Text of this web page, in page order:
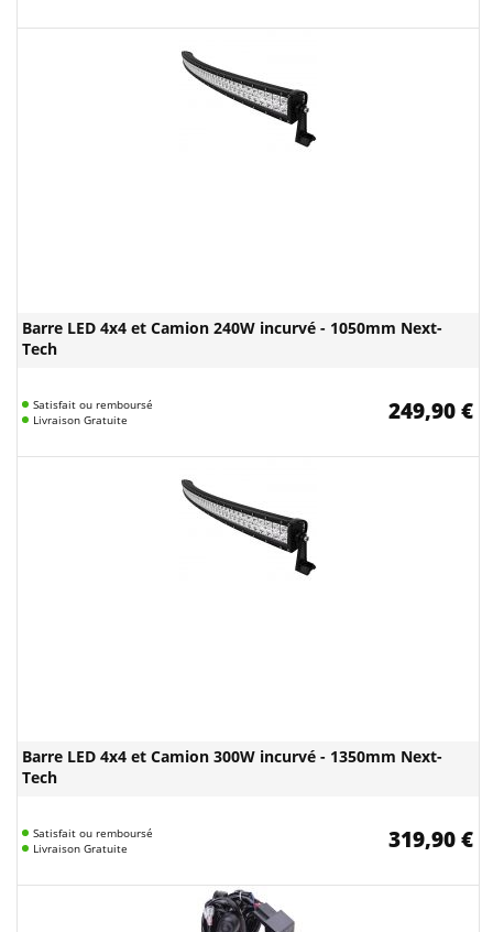
Barre LED 4x4 et Camion 240W incurvé - 1050mm Next-
Tech
Satisfait ou remboursé
Livraison Gratuite
249,90 €
Barre LED 4x4 et Camion 300W incurvé - 1350mm Next-
Tech
Satisfait ou remboursé
Livraison Gratuite
319,90 €